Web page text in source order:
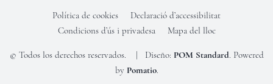
Política de cookies
Declaració d’accessibilitat
Condicions d’ús i privadesa
Mapa del lloc
© Todos los derechos reservados. | Diseño: POM Standard. Powered
by Pomatio.